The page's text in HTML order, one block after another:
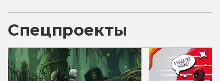
Спецпроекты